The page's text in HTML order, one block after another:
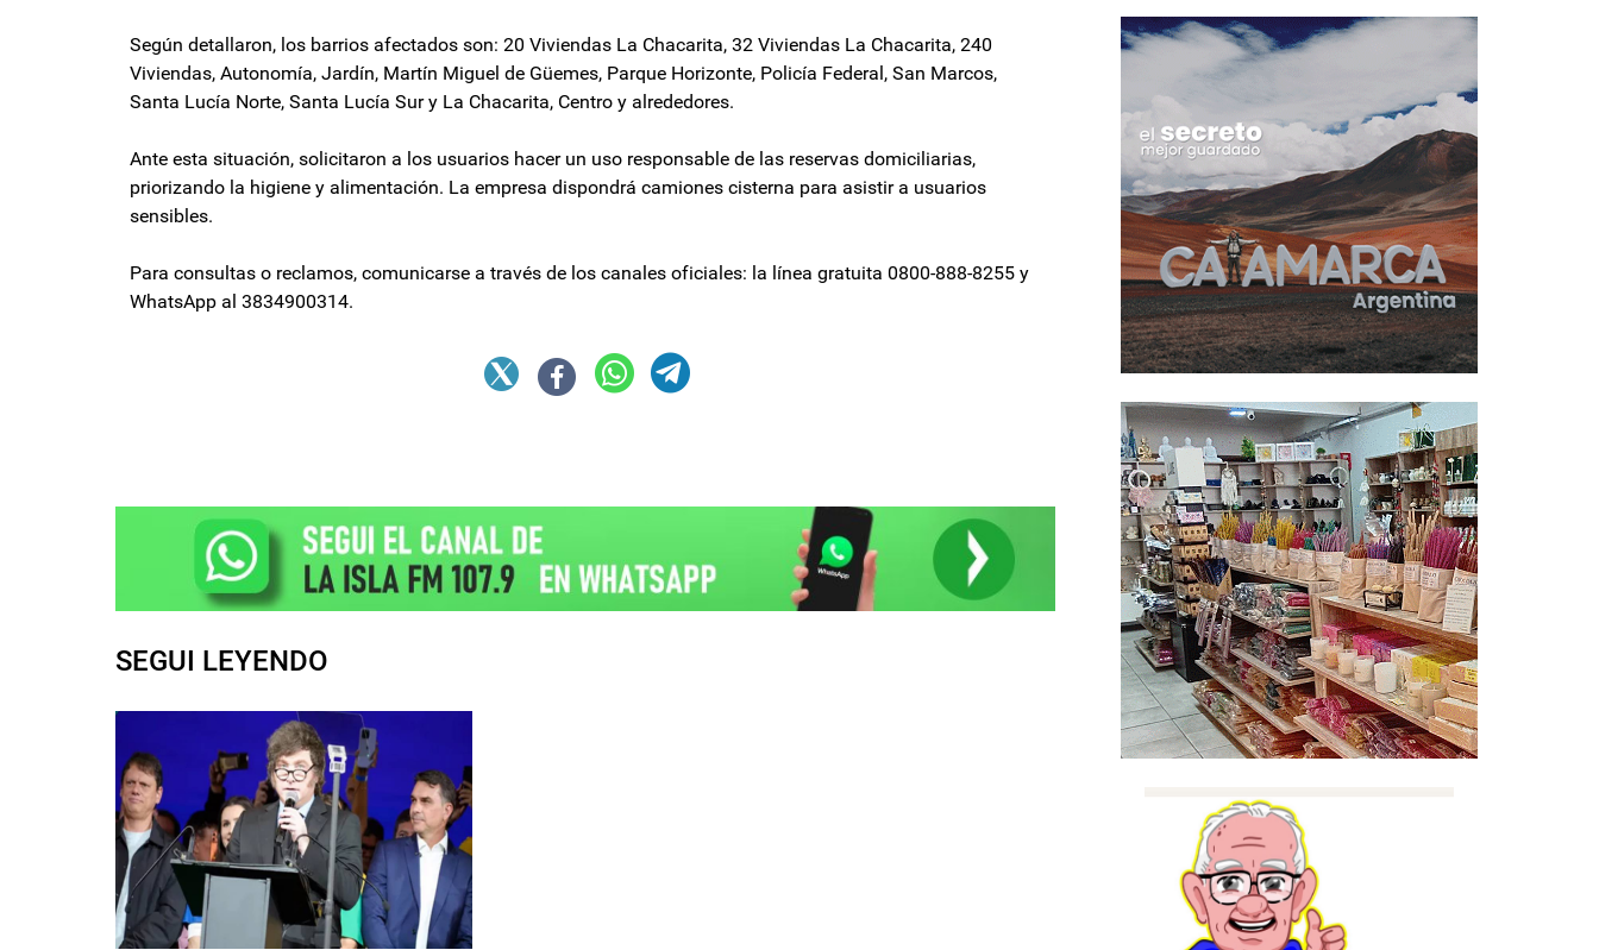
Según detallaron, los barrios afectados son: 20 Viviendas La Chacarita, 32 Viviendas La Chacarita, 240
Viviendas, Autonomía, Jardín, Martín Miguel de Güemes, Parque Horizonte, Policía Federal, San Marcos,
Santa Lucía Norte, Santa Lucía Sur y La Chacarita, Centro y alrededores.
Ante esta situación, solicitaron a los usuarios hacer un uso responsable de las reservas domiciliarias,
priorizando la higiene y alimentación. La empresa dispondrá camiones cisterna para asistir a usuarios
sensibles.
Para consultas o reclamos, comunicarse a través de los canales oficiales: la línea gratuita 0800-888-8255 y
WhatsApp al 3834900314.
SEGUI LEYENDO